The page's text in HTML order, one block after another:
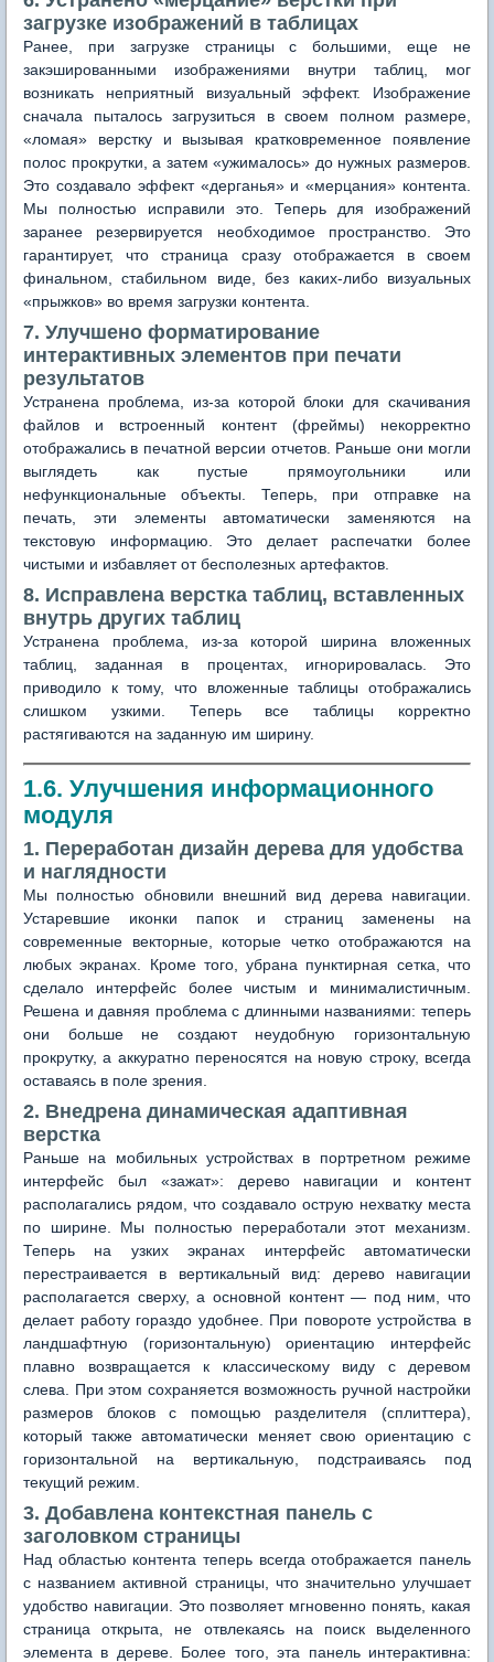
загрузке изображений в таблицах
Ранее, при загрузке страницы с большими, еще не
закэшированными изображениями внутри таблиц, мог
возникать неприятный визуальный эффект. Изображение
сначала пыталось загрузиться в своем полном размере,
«ломая» верстку и вызывая кратковременное появление
полос прокрутки, а затем «ужималось» до нужных размеров.
Это создавало эффект «дерганья» и «мерцания» контента.
Мы полностью исправили это. Теперь для изображений
заранее резервируется необходимое пространство. Это
гарантирует, что страница сразу отображается в своем
финальном, стабильном виде, без каких-либо визуальных
«прыжков» во время загрузки контента.
7. Улучшено форматирование
интерактивных элементов при печати
результатов
Устранена проблема, из-за которой блоки для скачивания
файлов и встроенный контент (фреймы) некорректно
отображались в печатной версии отчетов. Раньше они могли
выглядеть как пустые прямоугольники или
нефункциональные объекты. Теперь, при отправке на
печать, эти элементы автоматически заменяются на
текстовую информацию. Это делает распечатки более
чистыми и избавляет от бесполезных артефактов.
8. Исправлена верстка таблиц, вставленных
внутрь других таблиц
Устранена проблема, из-за которой ширина вложенных
таблиц, заданная в процентах, игнорировалась. Это
приводило к тому, что вложенные таблицы отображались
слишком узкими. Теперь все таблицы корректно
растягиваются на заданную им ширину.
1.6. Улучшения информационного
модуля
1. Переработан дизайн дерева для удобства
и наглядности
Мы полностью обновили внешний вид дерева навигации.
Устаревшие иконки папок и страниц заменены на
современные векторные, которые четко отображаются на
любых экранах. Кроме того, убрана пунктирная сетка, что
сделало интерфейс более чистым и минималистичным.
Решена и давняя проблема с длинными названиями: теперь
они больше не создают неудобную горизонтальную
прокрутку, а аккуратно переносятся на новую строку, всегда
оставаясь в поле зрения.
2. Внедрена динамическая адаптивная
верстка
Раньше на мобильных устройствах в портретном режиме
интерфейс был «зажат»: дерево навигации и контент
располагались рядом, что создавало острую нехватку места
по ширине. Мы полностью переработали этот механизм.
Теперь на узких экранах интерфейс автоматически
перестраивается в вертикальный вид: дерево навигации
располагается сверху, а основной контент — под ним, что
делает работу гораздо удобнее. При повороте устройства в
ландшафтную (горизонтальную) ориентацию интерфейс
плавно возвращается к классическому виду с деревом
слева. При этом сохраняется возможность ручной настройки
размеров блоков с помощью разделителя (сплиттера),
который также автоматически меняет свою ориентацию с
горизонтальной на вертикальную, подстраиваясь под
текущий режим.
3. Добавлена контекстная панель с
заголовком страницы
Над областью контента теперь всегда отображается панель
с названием активной страницы, что значительно улучшает
удобство навигации. Это позволяет мгновенно понять, какая
страница открыта, не отвлекаясь на поиск выделенного
элемента в дереве. Более того, эта панель интерактивна: